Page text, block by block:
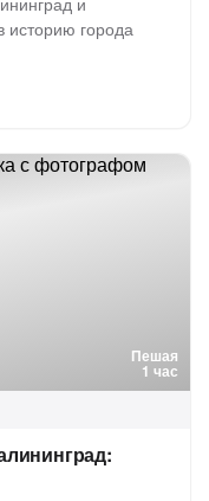
историю города
Пешая
1 час